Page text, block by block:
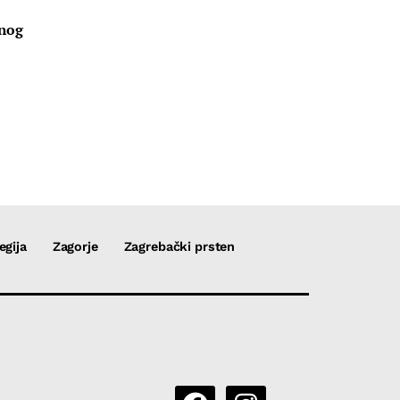
Zagorje Zagrebački prsten